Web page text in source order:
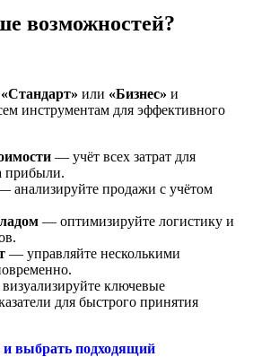
возможностей?
«Стандарт» или «Бизнес» и
инструментам для эффективного
— учёт всех затрат для
прибыли.
анализируйте продажи с учётом
— оптимизируйте логистику и
— управляйте несколькими
ключевые
для быстрого принятия
выбрать подходящий